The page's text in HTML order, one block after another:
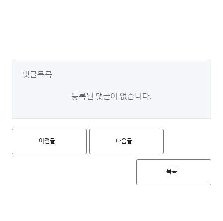
댓글목록
등록된 댓글이 없습니다.
이전글 다음글
목록